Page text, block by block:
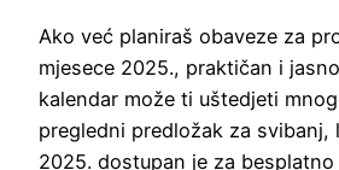
Ako već planiraš obaveze za
mjesece 2025., praktičan i
kalendar može ti uštedjeti
pregledni predložak za svibanj,
2025. dostupan je za besplatno